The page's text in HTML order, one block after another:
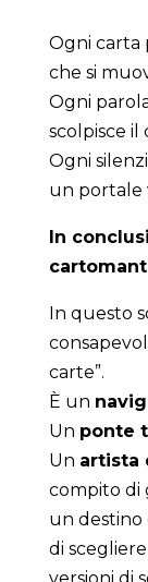
Ogni carta
che si
Ogni
scolpisce il
Ogni
un portale
In
In questo
carte”.
È un
Un ponte
Un artista
compito di
un destino
di
versioni di